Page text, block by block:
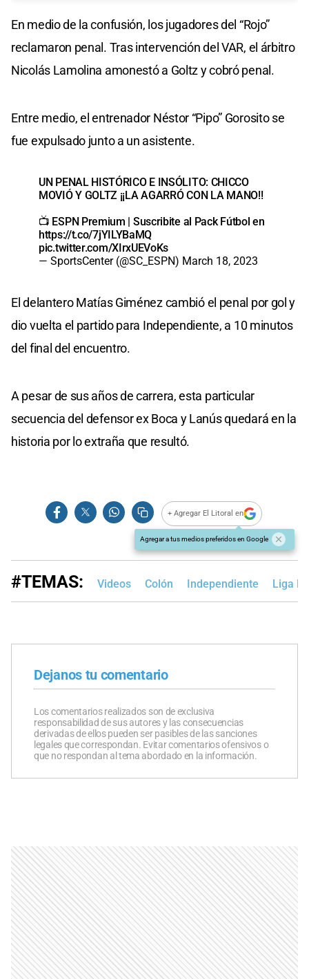
En medio de la confusión, los jugadores del “Rojo”
reclamaron penal. Tras intervención del VAR, el árbitro
Nicolás Lamolina amonestó a Goltz y cobró penal.
Entre medio, el entrenador Néstor “Pipo” Gorosito se
fue expulsado junto a un asistente.
UN PENAL HISTÓRICO E INSÓLITO: CHICCO
MOVIÓ Y GOLTZ ¡¡LA AGARRÓ CON LA MANO!!
📺 ESPN Premium | Suscribite al Pack Fútbol en
https://t.co/7jYILYBaMQ
pic.twitter.com/XIrxUEVoKs
— SportsCenter (@SC_ESPN) March 18, 2023
El delantero Matías Giménez cambió el penal por gol y
dio vuelta el partido para Independiente, a 10 minutos
del final del encuentro.
A pesar de sus años de carrera, esta particular
secuencia del defensor ex Boca y Lanús quedará en la
historia por lo extraña que resultó.
+ Agregar El Litoral en
Agregar a tus medios preferidos en Google
#TEMAS: Videos Colón Independiente Liga
Dejanos tu comentario
Los comentarios realizados son de exclusiva
responsabilidad de sus autores y las consecuencias
derivadas de ellos pueden ser pasibles de las sanciones
legales que correspondan. Evitar comentarios ofensivos o
que no respondan al tema abordado en la información.